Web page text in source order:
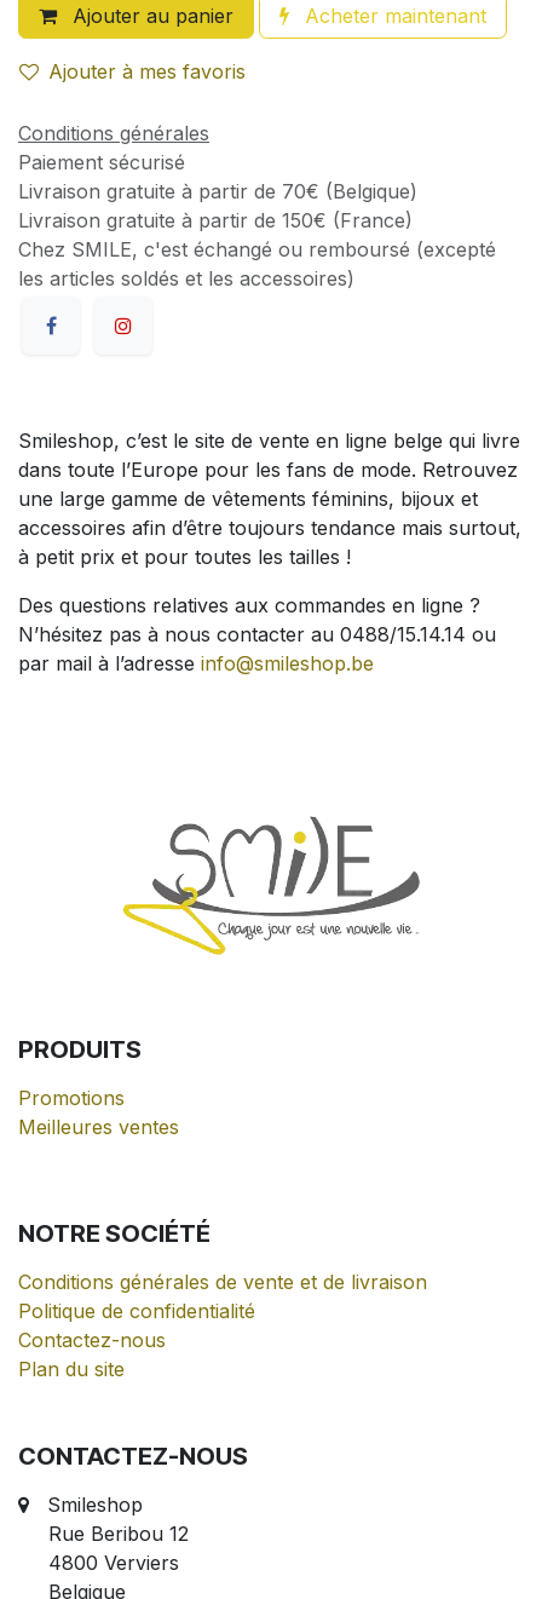
Ajouter au panier Acheter maintenant
Ajouter à mes favoris
Conditions générales
Paiement sécurisé
Livraison gratuite à partir de 70€ (Belgique)
Livraison gratuite à partir de 150€ (France)
Chez SMILE, c'est échangé ou remboursé (excepté
les articles soldés et les accessoires)
Smileshop, c’est le site de vente en ligne belge qui livre
dans toute l’Europe pour les fans de mode. Retrouvez
une large gamme de vêtements féminins, bijoux et
accessoires afin d’être toujours tendance mais surtout,
à petit prix et pour toutes les tailles !
Des questions relatives aux commandes en ligne ?
N’hésitez pas à nous contacter au 0488/15.14.14 ou
par mail à l’adresse info@smileshop.be
PRODUITS
Promotions
Meilleures ventes
NOTRE SOCIÉTÉ
Conditions générales de vente et de livraison
Politique de confidentialité
Contactez-nous
Plan du site
CONTACTEZ-NOUS
Smileshop
Rue Beribou 12
4800 Verviers
Belgique